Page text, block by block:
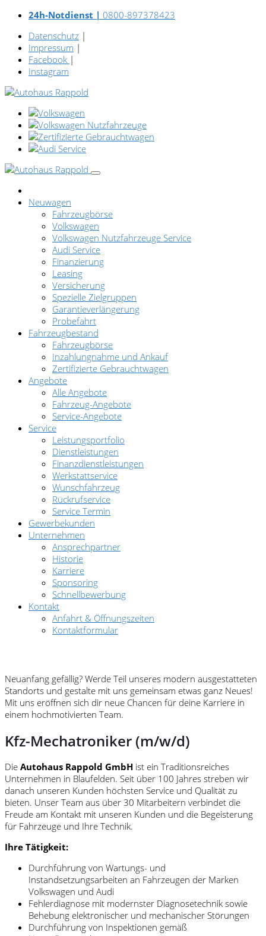
24h-Notdienst | 0800-897378423
Datenschutz |
Impressum |
Facebook |
Instagram
Neuwagen
Fahrzeugbörse
Volkswagen
Volkswagen Nutzfahrzeuge Service
Audi Service
Finanzierung
Leasing
Versicherung
Spezielle Zielgruppen
Garantieverlängerung
Probefahrt
Fahrzeugbestand
Fahrzeugbörse
Inzahlungnahme und Ankauf
Zertifizierte Gebrauchtwagen
Angebote
Alle Angebote
Fahrzeug-Angebote
Service-Angebote
Service
Leistungsportfolio
Dienstleistungen
Finanzdienstleistungen
Werkstattservice
Wunschfahrzeug
Rückrufservice
Service Termin
Gewerbekunden
Unternehmen
Ansprechpartner
Historie
Karriere
Sponsoring
Schnellbewerbung
Kontakt
Anfahrt & Öffnungszeiten
Kontaktformular
Neuanfang gefällig? Werde Teil unseres modern ausgestatteten
Standorts und gestalte mit uns gemeinsam etwas ganz Neues!
Mit uns eröffnen sich dir neue Chancen für deine Karriere in
einem hochmotivierten Team.
Kfz-Mechatroniker (m/w/d)
Die Autohaus Rappold GmbH ist ein Traditionsreiches
Unternehmen in Blaufelden. Seit über 100 Jahres streben wir
danach unseren Kunden höchsten Service und Qualität zu
bieten. Unser Team aus über 30 Mitarbeitern verbindet die
Freude am Kontakt mit unseren Kunden und die Begeisterung
für Fahrzeuge und Ihre Technik.
Ihre Tätigkeit:
Durchführung von Wartungs- und
Instandsetzungsarbeiten an Fahrzeugen der Marken
Volkswagen und Audi
Fehlerdiagnose mit modernster Diagnosetechnik sowie
Behebung elektronischer und mechanischer Störungen
Durchführung von Inspektionen gemäß